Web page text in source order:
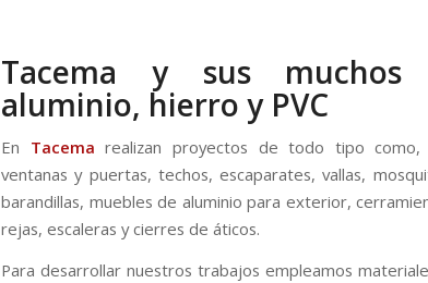
Tacema y sus muchos
aluminio, hierro y PVC
En Tacema realizan proyectos de todo tipo como,
ventanas y puertas, techos, escaparates, vallas,
barandillas, muebles de aluminio para exterior,
rejas, escaleras y cierres de áticos.
Para desarrollar nuestros trabajos empleamos